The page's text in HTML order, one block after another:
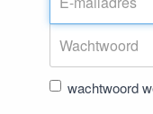
wachtwoord